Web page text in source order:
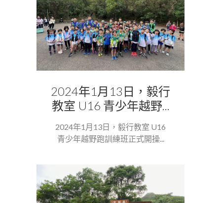
2024年1月13日，毅行
教室 U16 青少年越野...
2024年1月13日，毅行教室 U16
青少年越野跑訓練班正式開操...